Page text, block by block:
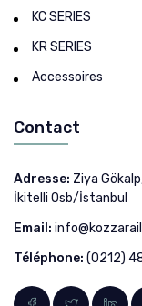
KC SERIES
KR SERIES
Accessoires
Contact
Adresse: Ziya
İkitelli Osb/İstanbul
Email:
Téléphone: (0212)